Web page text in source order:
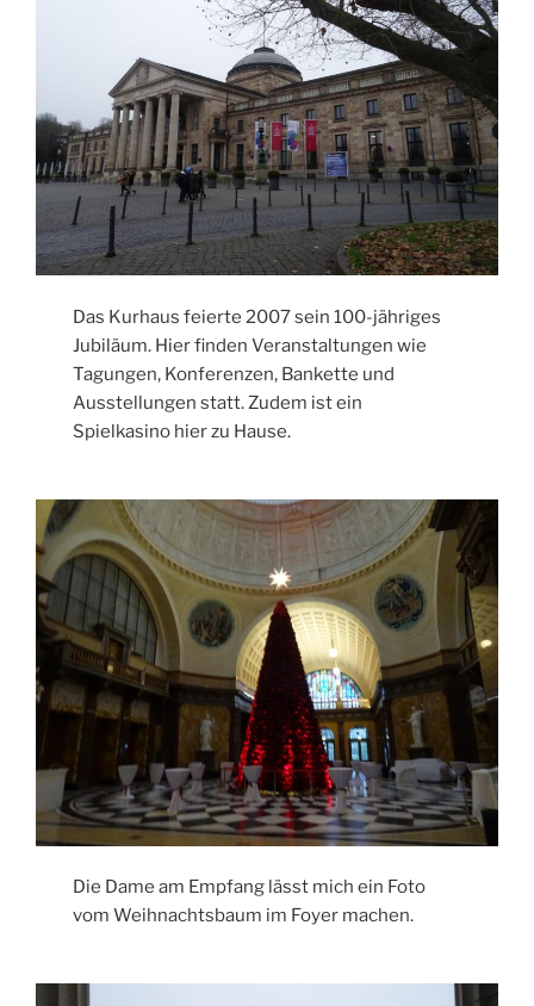
Das Kurhaus feierte 2007 sein 100-jähriges
Jubiläum. Hier finden Veranstaltungen wie
Tagungen, Konferenzen, Bankette und
Ausstellungen statt. Zudem ist ein
Spielkasino hier zu Hause.
Die Dame am Empfang lässt mich ein Foto
vom Weihnachtsbaum im Foyer machen.